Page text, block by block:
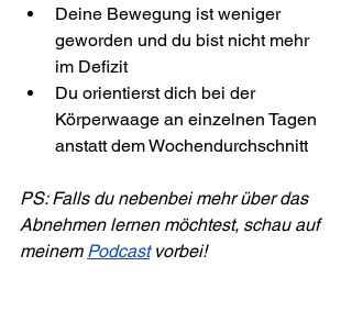
Deine Bewegung ist weniger
geworden und du bist nicht mehr
im Defizit
Du orientierst dich bei der
Körperwaage an einzelnen Tagen
anstatt dem Wochendurchschnitt
PS: Falls du nebenbei mehr über das
Abnehmen lernen möchtest, schau auf
meinem Podcast vorbei!